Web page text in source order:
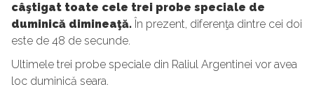
câştigat toate cele trei probe speciale de
duminică dimineaţă. În prezent, diferenţa dintre cei doi
este de 48 de secunde.
Ultimele trei probe speciale din Raliul Argentinei vor avea
loc duminică seara.